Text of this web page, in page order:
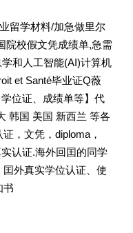
留学材料/加急做里尔
院校假文凭成绩单,急需
和人工智能(AI)计算机
et Santé毕业证Q薇
位证、成绩单等】代
韩国 美国 新西兰 等各
，文凭，diploma，
认证.海外回囯的同学
外真实学位认证、使
书